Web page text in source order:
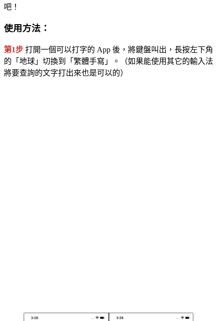
吧！
使用方法：
第1步 打開一個可以打字的 App 後，將鍵盤叫出，長按左下角
的「地球」切換到「繁體手寫」。（如果能使用其它的輸入法
將要查詢的文字打出來也是可以的）